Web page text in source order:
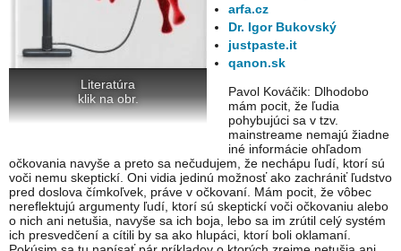
Literatúra
klik na obr.
arfa.cz
Dr. Igor Bukovský
justpaste.it
qanon.sk
Pavol Kováčik: Dlhodobo
mám pocit, že ľudia
pohybujúci sa v tzv.
mainstreame nemajú žiadne
iné informácie ohľadom
očkovania navyše a preto sa nečudujem, že nechápu ľudí, ktorí sú
voči nemu skeptickí. Oni vidia jedinú možnosť ako zachrániť ľudstvo
pred doslova čímkoľvek, práve v očkovaní. Mám pocit, že vôbec
nereflektujú argumenty ľudí, ktorí sú skeptickí voči očkovaniu alebo
o nich ani netušia, navyše sa ich boja, lebo sa im zrútil celý systém
ich presvedčení a cítili by sa ako hlupáci, ktorí boli oklamaní.